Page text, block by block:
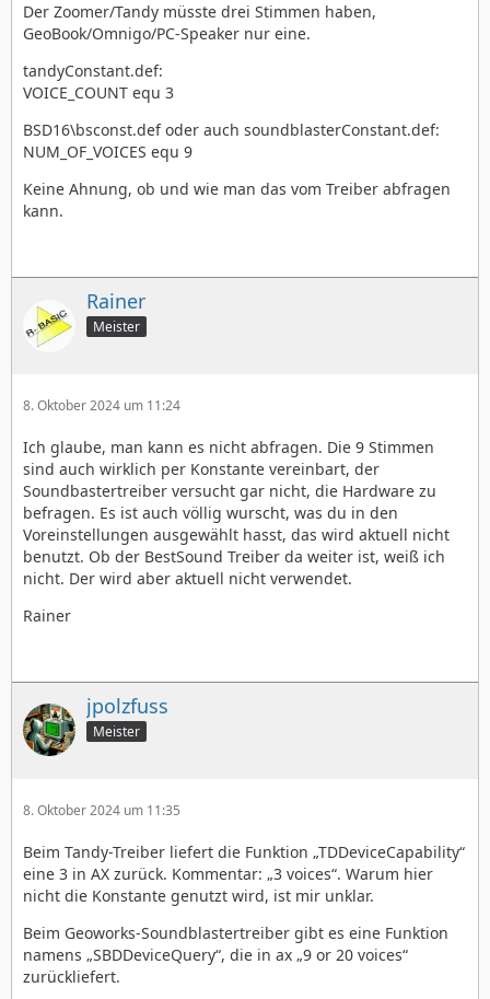
Der Zoomer/Tandy müsste drei Stimmen haben,
GeoBook/Omnigo/PC-Speaker nur eine.
tandyConstant.def:
VOICE_COUNT equ 3
BSD16\bsconst.def oder auch soundblasterConstant.def:
NUM_OF_VOICES equ 9
Keine Ahnung, ob und wie man das vom Treiber abfragen
kann.
Rainer
Meister
8. Oktober 2024 um 11:24
Ich glaube, man kann es nicht abfragen. Die 9 Stimmen
sind auch wirklich per Konstante vereinbart, der
Soundbastertreiber versucht gar nicht, die Hardware zu
befragen. Es ist auch völlig wurscht, was du in den
Voreinstellungen ausgewählt hasst, das wird aktuell nicht
benutzt. Ob der BestSound Treiber da weiter ist, weiß ich
nicht. Der wird aber aktuell nicht verwendet.
Rainer
jpolzfuss
Meister
8. Oktober 2024 um 11:35
Beim Tandy-Treiber liefert die Funktion „TDDeviceCapability“
eine 3 in AX zurück. Kommentar: „3 voices“. Warum hier
nicht die Konstante genutzt wird, ist mir unklar.
Beim Geoworks-Soundblastertreiber gibt es eine Funktion
namens „SBDDeviceQuery“, die in ax „9 or 20 voices“
zurückliefert.